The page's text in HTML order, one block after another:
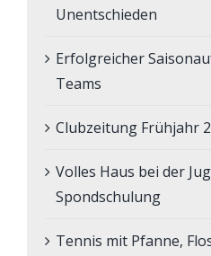
Unentschieden
Erfolgreicher
Teams
Clubzeitung Frühjahr
Volles Haus bei der
Spondschulung
Tennis mit Pfanne,